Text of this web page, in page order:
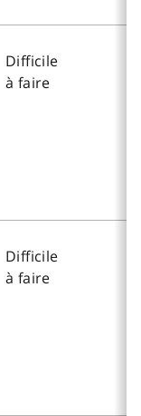
Difficile
à faire
Difficile
à faire